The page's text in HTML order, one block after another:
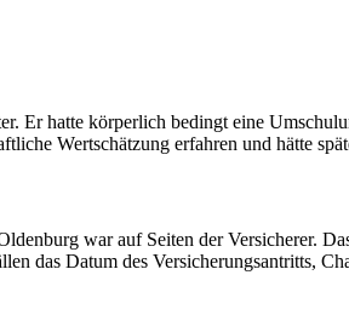
Er hatte körperlich bedingt eine
Wertschätzung erfahren und hätte
war auf Seiten der Versicherer.
das Datum des Versicherungsantritts,